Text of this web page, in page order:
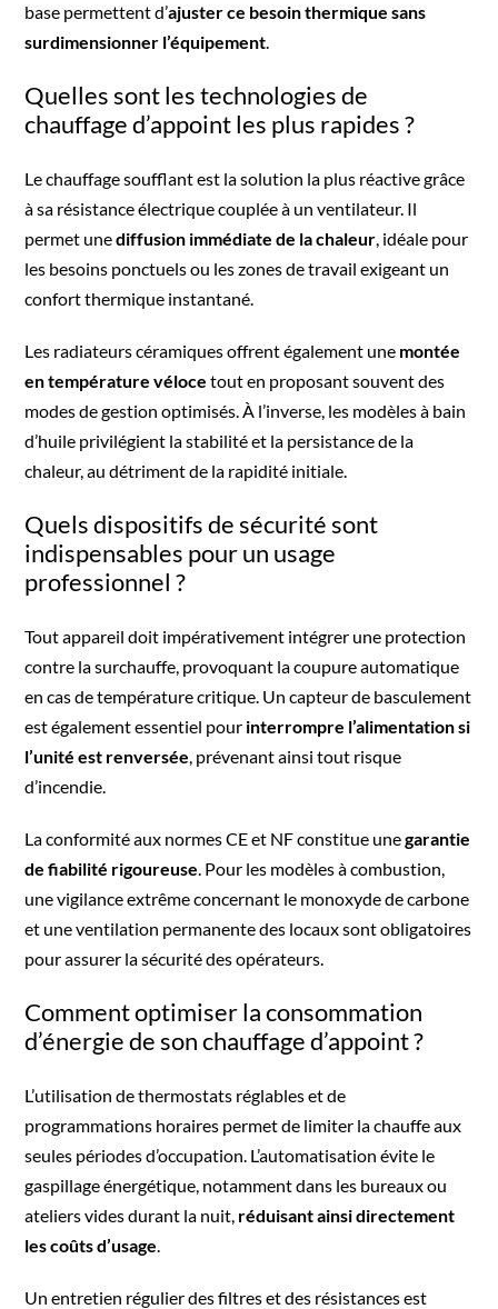
base permettent d’ajuster ce besoin thermique sans
surdimensionner l’équipement.
Quelles sont les technologies de
chauffage d’appoint les plus rapides ?
Le chauffage soufflant est la solution la plus réactive grâce
à sa résistance électrique couplée à un ventilateur. Il
permet unediffusion immédiate de la chaleur, idéale pour
les besoins ponctuels ou les zones de travail exigeant un
confort thermique instantané.
Les radiateurs céramiques offrent également une montée
en température véloce tout en proposant souvent des
modes de gestion optimisés. À l’inverse, les modèles à bain
d’huile privilégient la stabilité et la persistance de la
chaleur, au détriment de la rapidité initiale.
Quels dispositifs de sécurité sont
indispensables pour un usage
professionnel ?
Tout appareil doit impérativement intégrer une protection
contre la surchauffe, provoquant la coupure automatique
en cas de température critique. Un capteur de basculement
est également essentiel pour interrompre l’alimentation si
l’unité est renversée, prévenant ainsi tout risque
d’incendie.
La conformité aux normes CE et NF constitue unegarantie
de fiabilité rigoureuse. Pour les modèles à combustion,
une vigilance extrême concernant le monoxyde de carbone
et une ventilation permanente des locaux sont obligatoires
pour assurer la sécurité des opérateurs.
Comment optimiser la consommation
d’énergie de son chauffage d’appoint ?
L’utilisation de thermostats réglables et de
programmations horaires permet de limiter la chauffe aux
seules périodes d’occupation. L’automatisation évite le
gaspillage énergétique, notamment dans les bureaux ou
ateliers vides durant la nuit, réduisant ainsi directement
les coûts d’usage.
Un entretien régulier des filtres et des résistances est